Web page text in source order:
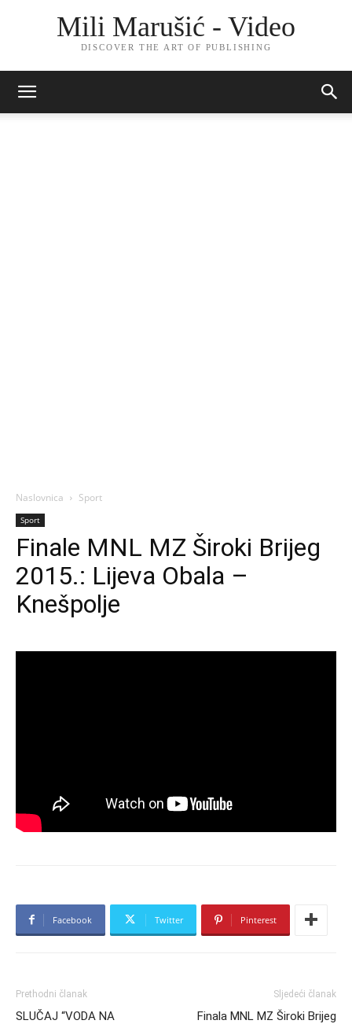
Mili Marušić - Video
DISCOVER THE ART OF PUBLISHING
Naslovnica Sport
Sport
Finale MNL MZ Široki Brijeg
2015.: Lijeva Obala –
Knešpolje
Facebook Twitter Pinterest
Prethodni članak
SLUČAJ “VODA NA
Sljedeći članak
Finala MNL MZ Široki Brijeg